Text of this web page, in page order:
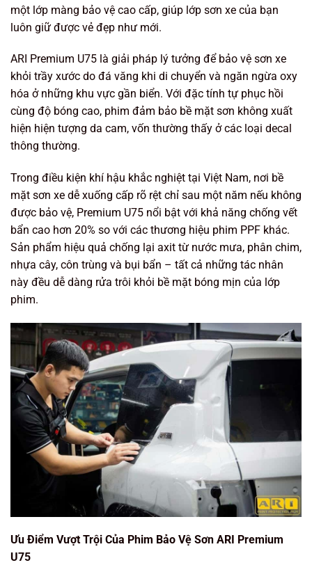
một lớp màng bảo vệ cao cấp, giúp lớp sơn xe của bạn
luôn giữ được vẻ đẹp như mới.
ARI Premium U75 là giải pháp lý tưởng để bảo vệ sơn xe
khỏi trầy xước do đá văng khi di chuyển và ngăn ngừa oxy
hóa ở những khu vực gần biển. Với đặc tính tự phục hồi
cùng độ bóng cao, phim đảm bảo bề mặt sơn không xuất
hiện hiện tượng da cam, vốn thường thấy ở các loại decal
thông thường.
Trong điều kiện khí hậu khắc nghiệt tại Việt Nam, nơi bề
mặt sơn xe dễ xuống cấp rõ rệt chỉ sau một năm nếu không
được bảo vệ, Premium U75 nổi bật với khả năng chống vết
bẩn cao hơn 20% so với các thương hiệu phim PPF khác.
Sản phẩm hiệu quả chống lại axit từ nước mưa, phân chim,
nhựa cây, côn trùng và bụi bẩn – tất cả những tác nhân
này đều dễ dàng rửa trôi khỏi bề mặt bóng mịn của lớp
phim.
Ưu Điểm Vượt Trội Của Phim Bảo Vệ Sơn ARI Premium
U75